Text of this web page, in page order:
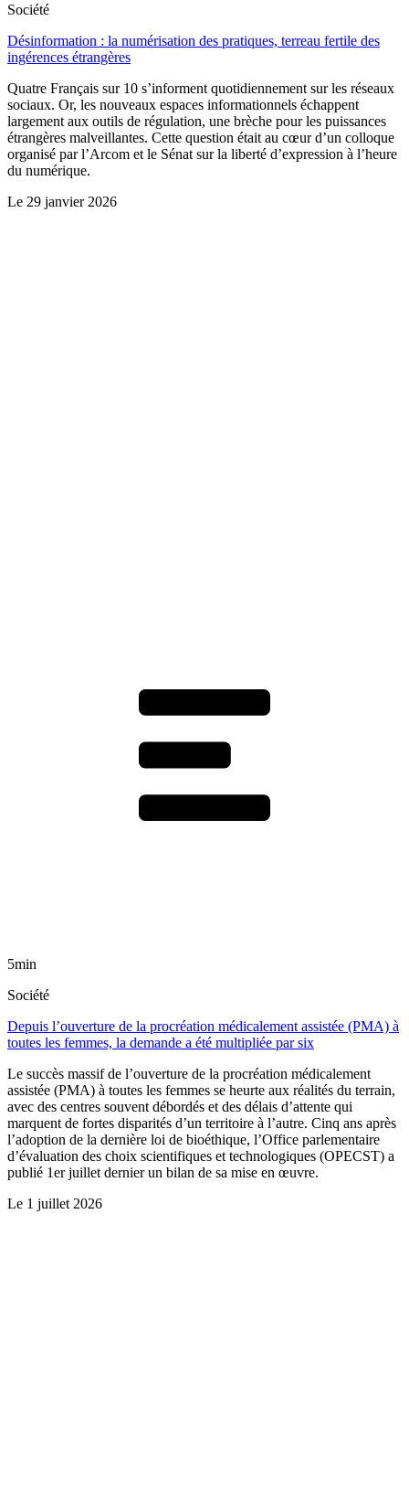
Société
Désinformation : la numérisation des pratiques, terreau fertile des
ingérences étrangères
Quatre Français sur 10 s’informent quotidiennement sur les réseaux
sociaux. Or, les nouveaux espaces informationnels échappent
largement aux outils de régulation, une brèche pour les puissances
étrangères malveillantes. Cette question était au cœur d’un colloque
organisé par l’Arcom et le Sénat sur la liberté d’expression à l’heure
du numérique.
Le 29 janvier 2026
5min
Société
Depuis l’ouverture de la procréation médicalement assistée (PMA) à
toutes les femmes, la demande a été multipliée par six
Le succès massif de l’ouverture de la procréation médicalement
assistée (PMA) à toutes les femmes se heurte aux réalités du terrain,
avec des centres souvent débordés et des délais d’attente qui
marquent de fortes disparités d’un territoire à l’autre. Cinq ans après
l’adoption de la dernière loi de bioéthique, l’Office parlementaire
d’évaluation des choix scientifiques et technologiques (OPECST) a
publié 1er juillet dernier un bilan de sa mise en œuvre.
Le 1 juillet 2026